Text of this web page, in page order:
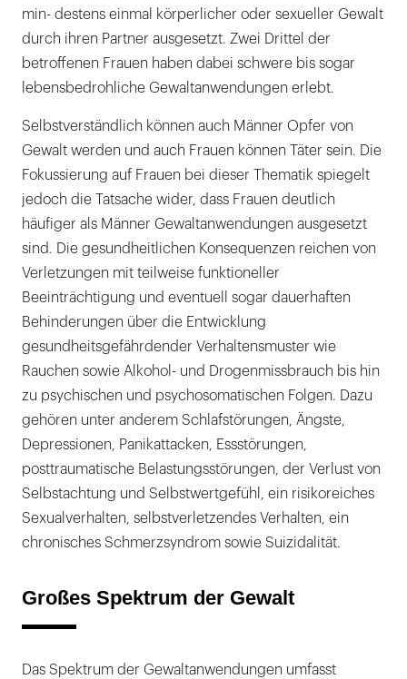
min- destens einmal körperlicher oder sexueller Gewalt
durch ihren Partner ausgesetzt. Zwei Drittel der
betroffenen Frauen haben dabei schwere bis sogar
lebensbedrohliche Gewaltanwendungen erlebt.
Selbstverständlich können auch Männer Opfer von
Gewalt werden und auch Frauen können Täter sein. Die
Fokussierung auf Frauen bei dieser Thematik spiegelt
jedoch die Tatsache wider, dass Frauen deutlich
häufiger als Männer Gewaltanwendungen ausgesetzt
sind. Die gesundheitlichen Konsequenzen reichen von
Verletzungen mit teilweise funktioneller
Beeinträchtigung und eventuell sogar dauerhaften
Behinderungen über die Entwicklung
gesundheitsgefährdender Verhaltensmuster wie
Rauchen sowie Alkohol- und Drogenmissbrauch bis hin
zu psychischen und psychosomatischen Folgen. Dazu
gehören unter anderem Schlafstörungen, Ängste,
Depressionen, Panikattacken, Essstörungen,
posttraumatische Belastungsstörungen, der Verlust von
Selbstachtung und Selbstwertgefühl, ein risikoreiches
Sexualverhalten, selbstverletzendes Verhalten, ein
chronisches Schmerzsyndrom sowie Suizidalität.
Großes Spektrum der Gewalt
Das Spektrum der Gewaltanwendungen umfasst